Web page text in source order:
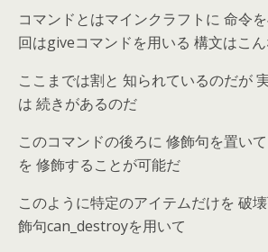
コマンドとはマインクラフトに 命令
回はgiveコマンドを用いる 構文はこ
ここまでは割と 知られているのだが
は 続きがあるのだ
このコマンドの後ろに 修飾句を置い
を 修飾することが可能だ
このように特定のアイテムだけを 破
飾句can_destroyを用いて